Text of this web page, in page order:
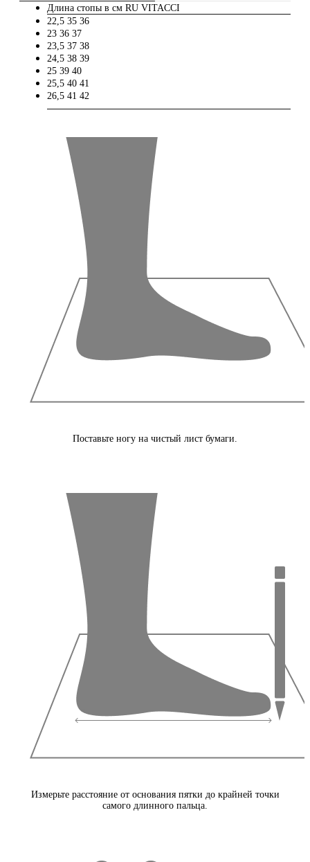
Длина стопы в см RU VITACCI
22,5 35 36
23 36 37
23,5 37 38
24,5 38 39
25 39 40
25,5 40 41
26,5 41 42
Поставьте ногу на чистый лист бумаги.
Измерьте расстояние от основания пятки до крайней точки
самого длинного пальца.